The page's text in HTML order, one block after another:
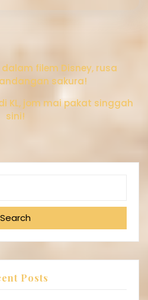
filem Disney, rusa
sakura!
KL, jom mai pakat singgah
sini!
Search
Posts